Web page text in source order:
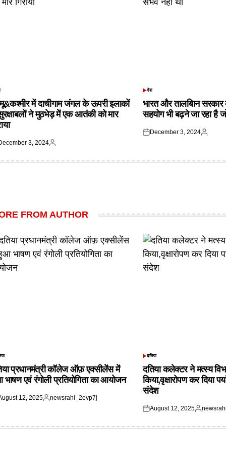
में दाचीगाम जंगल के ऊपरी इलाकों
ने मुठभेड़ में एक आतंकी को मार
3, 2024
Posted
POSTED
देश
भारत और तालबिान
सहयोग भी बढ़ने जा रहा है
Posted
December 3, 2024
Posted
FROM AUTHOR
प्रधानमंत्री कॉलेज ऑफ़ एक्सीलेंस में
एवं रंगोली प्रतियोगिता का आयोजन
12, 2025
Posted
newsrahi_2evp7j
POSTED
दतिया
दतिया कलेक्टर ने मत्स्य
किया,वृक्षारोपण कर दिया
संदेश
Posted
August 12, 2025
Posted